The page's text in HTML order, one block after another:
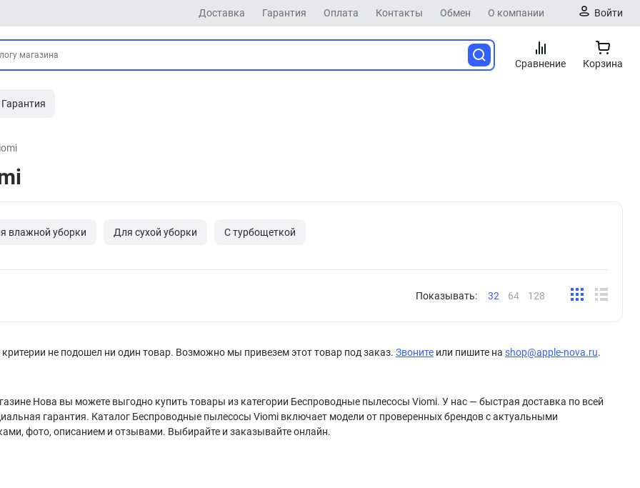
Доставка Гарантия Оплата Контакты Обмен О компании Войти
Сравнение Корзина
Гарантия
влажной уборки Для сухой уборки С турбощеткой
Показывать: 32 64 128
не подошел ни один товар. Возможно мы привезем этот товар под заказ. Звоните или пишите на shop@apple-nova.ru.
Нова вы можете выгодно купить товары из категории Беспроводные пылесосы Viomi. У нас — быстрая доставка по всей
гарантия. Каталог Беспроводные пылесосы Viomi включает модели от проверенных брендов с актуальными
фото, описанием и отзывами. Выбирайте и заказывайте онлайн.